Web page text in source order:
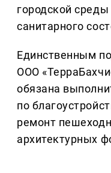
городской
санитарного
Единственным
ООО
обязана
по
ремонт
архитектурных